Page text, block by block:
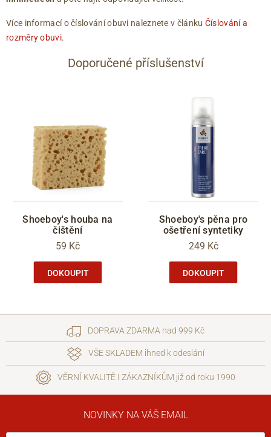
Více informací o číslování obuvi naleznete v článku Číslování a
rozměry obuvi.
Doporučené příslušenství
Shoeboy's houba na
čištění
59 Kč
DOKOUPIT
Shoeboy's pěna pro
ošetření syntetiky
249 Kč
DOKOUPIT
DOPRAVA ZDARMA nad 999 Kč
VŠE SKLADEM ihned k odeslání
VĚRNÍ KVALITĚ I ZÁKAZNÍKŮM již od roku 1990
NOVINKY NA VÁŠ EMAIL